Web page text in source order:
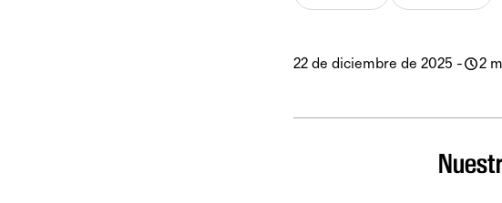
22 de diciembre de 2025 - 2